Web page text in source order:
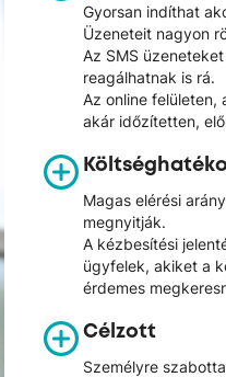
Gyorsan indíthat
Üzeneteit nagyon
Az SMS
reagálhatnak is rá.
Az online felületen,
akár időzítetten,
Magas elérési
megnyitják.
A kézbesítési
ügyfelek, akiket a
érdemes
Célzott
Személyre